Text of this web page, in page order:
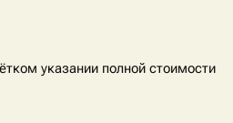
указании полной стоимости